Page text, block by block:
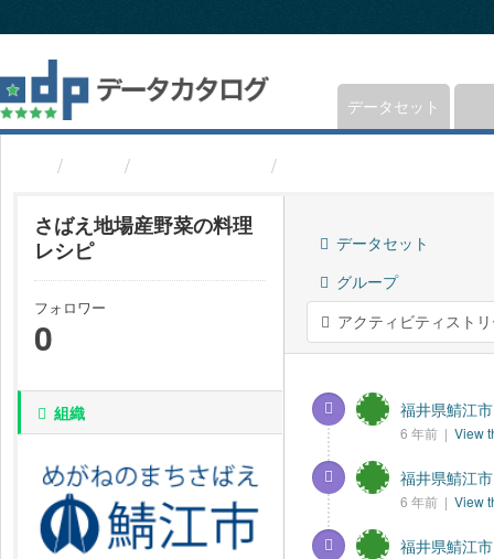
キ
プ
し
て
データセット
さばえ地場産野菜の料理
レシピ
フォロワー
0
組織
データセット
グループ
アクティビティスト
福井県鯖江市
6 年前 | View
福井県鯖江市
6 年前 | View
福井県鯖江市